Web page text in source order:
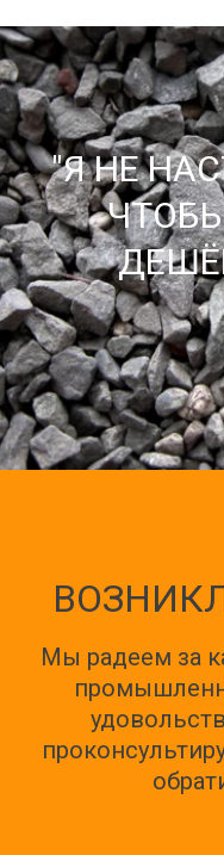
"Я НЕ
Мы радеем за